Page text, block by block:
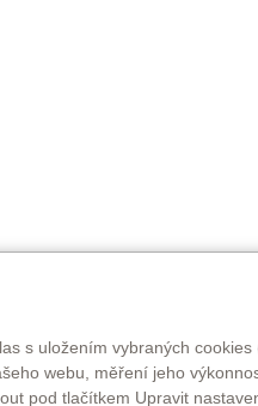
s uložením vybraných
webu, měření jeho
pod tlačítkem Upravit